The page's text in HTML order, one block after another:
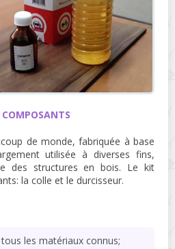
COMPOSANTS
de monde, fabriquée à base
utilisée à diverses fins,
des structures en bois. Le kit
la colle et le durcisseur.
les matériaux connus;